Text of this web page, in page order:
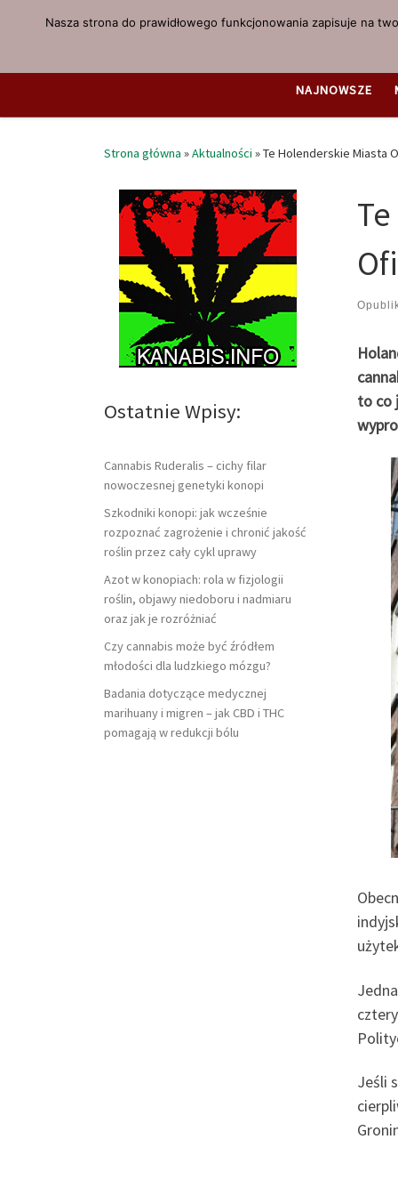
Przejdź do treści
NAJNOWSZE
Strona główna »Aktualności »Te Holenderskie Miasta
to co
Jeśli
Ostatnie Wpisy:
Cannabis Ruderalis – cichy filar
nowoczesnej genetyki konopi
Szkodniki konopi: jak wcześnie
rozpoznać zagrożenie i chronić jakość
roślin przez cały cykl uprawy
Azot w konopiach: rola w fizjologii
roślin, objawy niedoboru i nadmiaru
oraz jak je rozróżniać
Czy cannabis może być źródłem
młodości dla ludzkiego mózgu?
Badania dotyczące medycznej
marihuany i migren – jak CBD i THC
pomagają w redukcji bólu
Nasza strona do prawidłowego funkcjonowania zapisuje na